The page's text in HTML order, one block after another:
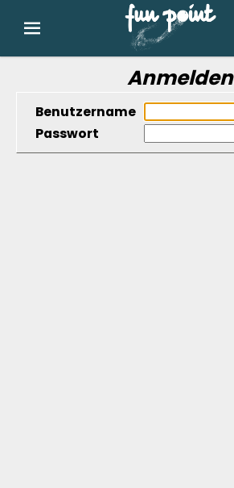
Anmelden
Benutzername
Passwort